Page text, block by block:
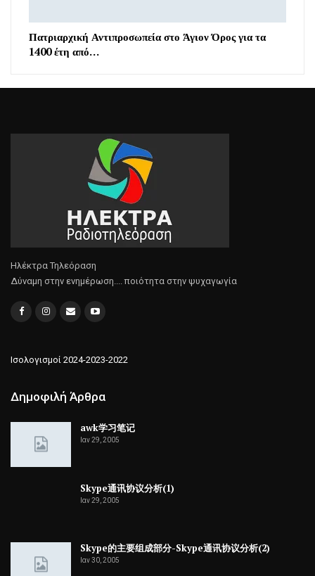
Πατριαρχική Αντιπροσωπεία στο Άγιον Όρος για τα
1400 έτη από…
Ηλέκτρα Τηλεόραση
Δύναμη στην ενημέρωση.... ποιότητα στην ψυχαγωγία
Ισολογισμοί 2024-2023-2022
Δημοφιλή Άρθρα
awk学习笔记
Ιαν 29, 2005
Skype通讯协议分析(1)
Ιαν 29, 2005
Skype的主要组成部分-Skype通讯协议分析(2)
Ιαν 30, 2005